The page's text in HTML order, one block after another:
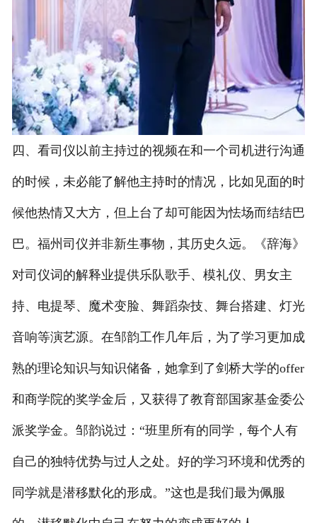
四、看司仪以前主持过的视频在和一个司机进行沟通
的时候，未必能了解他主持时的情况，比如见面的时
候他热情又大方，但上台了却可能因为怯场而结结巴
巴。福州司仪并非新生事物，其历史久远。《辞海》
对司仪词的解释业提供乐队歌手、模礼仪、男女主
持、电提琴、魔术变脸、舞蹈杂技、舞台搭建、灯光
音响等演艺源。在邹韵工作几年后，为了学习更加成
熟的理论知识与知识储备，她拿到了剑桥大学的offer
和商学院的奖学金后，又获得了教育部国家基金委公
派奖学金。邹韵说过：“班里所有的同学，每个人有
自己的独特优势与过人之处。好的学习环境和优秀的
同学就是潜移默化的形成。”这也是我们最为佩服